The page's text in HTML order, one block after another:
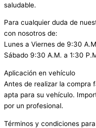
saludable.
Para cualquier duda de
con nosotros de:
Lunes a Viernes de 9:30
Sábado 9:30 A.M. a 1:30
Aplicación en vehículo
Antes de realizar la compra
apta para su vehículo.
por un profesional.
Términos y condiciones